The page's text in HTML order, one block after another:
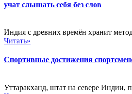
учат слышать себя без слов
Индия с древних времён хранит
Читать»
Спортивные достижения
Уттаракханд, штат на севере Индии,